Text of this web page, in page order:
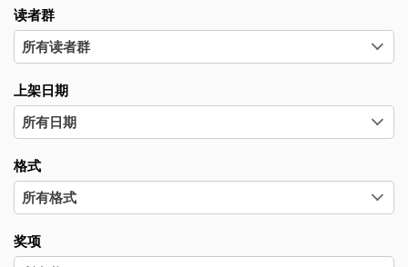
读者群
上架日期
格式
奖项